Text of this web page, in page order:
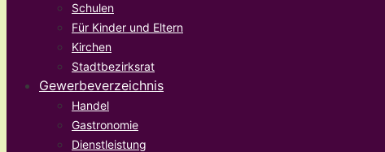
Schulen
Für Kinder und Eltern
Kirchen
Stadtbezirksrat
Gewerbeverzeichnis
Handel
Gastronomie
Dienstleistung